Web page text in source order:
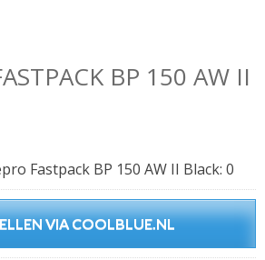
BP 150 AW II
Fastpack BP 150 AW II Black: 0
VIA COOLBLUE.NL